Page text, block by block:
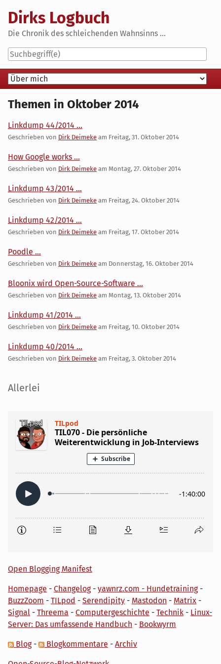
content
Dirks Logbuch
Die Chronik des schleichenden Wahnsinns ...
Navigation
Themen in Oktober 2014
Linkdump 44/2014 ...
Geschrieben von Dirk Deimeke am Freitag, 31. Oktober 2014
How Google works ...
Geschrieben von Dirk Deimeke am Montag, 27. Oktober 2014
Linkdump 43/2014 ...
Geschrieben von Dirk Deimeke am Freitag, 24. Oktober 2014
Linkdump 42/2014 ...
Geschrieben von Dirk Deimeke am Freitag, 17. Oktober 2014
Poodle ...
Geschrieben von Dirk Deimeke am Donnerstag, 16. Oktober 2014
Bloonix wird Open-Source-Software ...
Geschrieben von Dirk Deimeke am Montag, 13. Oktober 2014
Linkdump 41/2014 ...
Geschrieben von Dirk Deimeke am Freitag, 10. Oktober 2014
Linkdump 40/2014 ...
Geschrieben von Dirk Deimeke am Freitag, 3. Oktober 2014
Seitenleiste
Allerlei
Open Blogging Manifest
Homepage - Changelog- yawnrz.com - Hundetraining-
BuzzZoom - TILpod - Serendipity - Mastodon - Matrix -
Signal - Threema - Computergeschichte - Technik - Linux-
Server: Das umfassende Handbuch - Bookwyrm
Blog- Blogkommentare - Archiv